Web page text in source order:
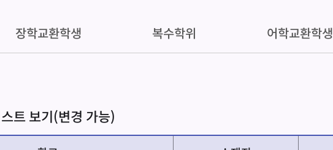
장학교환학생 복수학위 어학교환학생
트 보기(변경 가능)